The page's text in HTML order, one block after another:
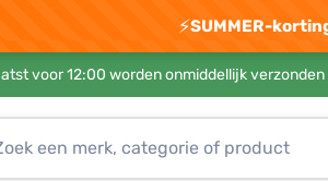
⚡SUMMER-
voor 12:00 worden onmiddellijk verzonden |